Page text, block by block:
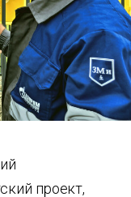
проект,